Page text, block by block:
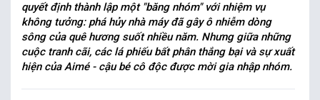
quyết định thành lập một "băng nhóm" với nhiệm vụ
không tưởng: phá hủy nhà máy đã gây ô nhiễm dòng
sông của quê hương suốt nhiều năm. Nhưng giữa những
cuộc tranh cãi, các lá phiếu bất phân thắng bại và sự xuất
hiện của Aimé - cậu bé cô độc được mời gia nhập nhóm.